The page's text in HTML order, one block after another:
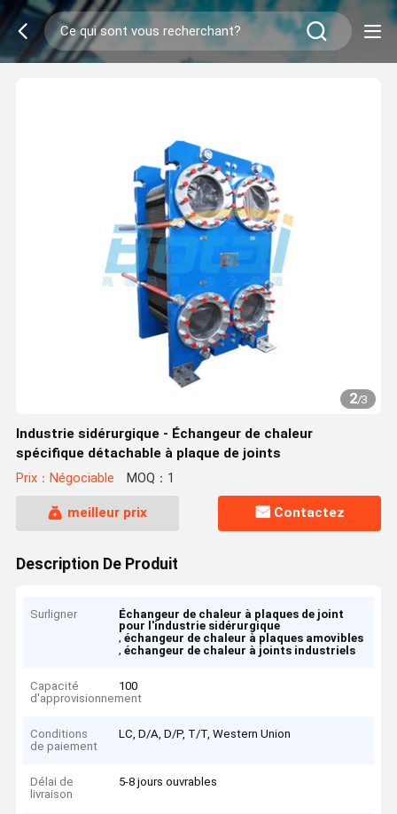
2/3
Industrie sidérurgique - Échangeur de chaleur
spécifique détachable à plaque de joints
Prix：Négociable MOQ：1
meilleur prix Contactez
Description De Produit
Surligner
Échangeur de chaleur à plaques de joint
pour l'industrie sidérurgique
,échangeur de chaleur à plaques amovibles
,échangeur de chaleur à joints industriels
Capacité
d'approvisionnement
100
Conditions
de paiement
LC, D/A, D/P, T/T, Western Union
Délai de
livraison
5-8 jours ouvrables